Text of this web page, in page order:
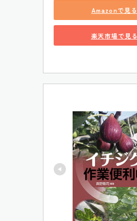
Amazonで見る
楽天市場で見る